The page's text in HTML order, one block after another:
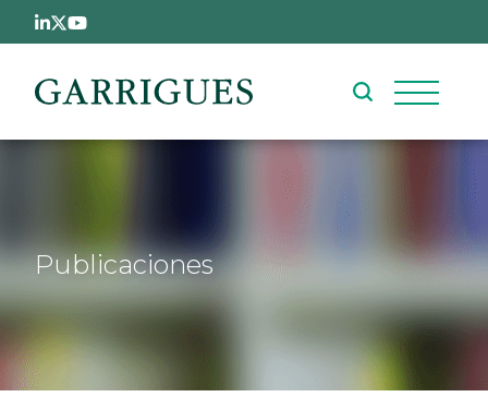
Pasar al contenido principal
Publicaciones